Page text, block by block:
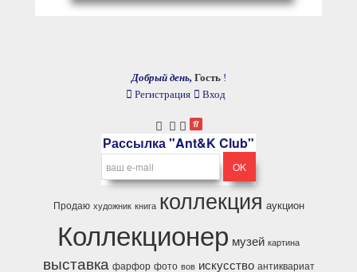
Добрый день, Гость !
Регистрация
Вход
Рассылка "Ant&K Club"
Продаю художник книга коллекция аукцион
Коллекционер музей картина
выставка фарфор фото вов искусство антиквариат